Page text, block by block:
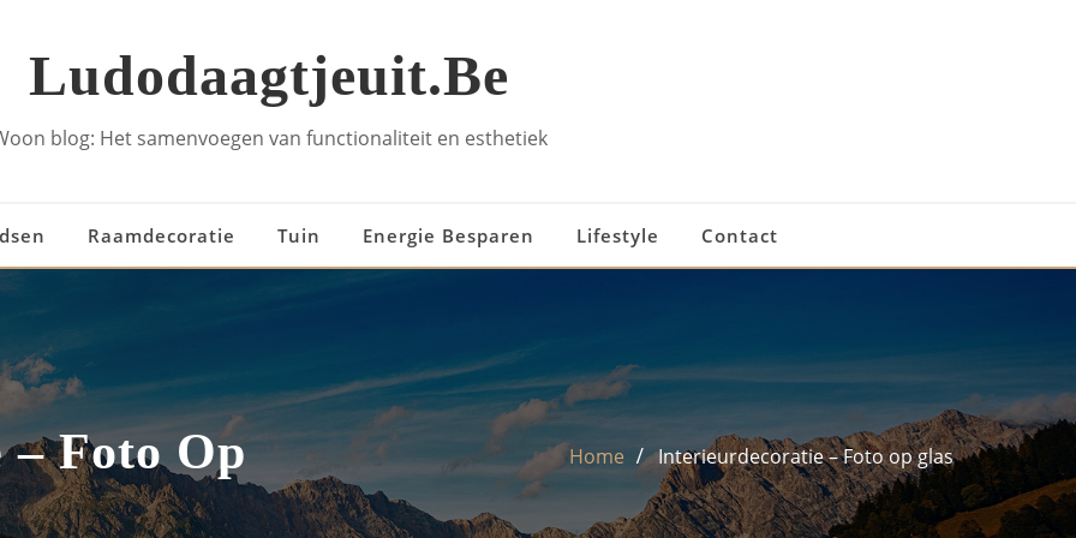
Ludodaagtjeuit.be
blog: Het samenvoegen van functionaliteit en esthetiek
Raamdecoratie Tuin Energie Besparen Lifestyle Contact
Foto Op
Home Interieurdecoratie – Foto op glas